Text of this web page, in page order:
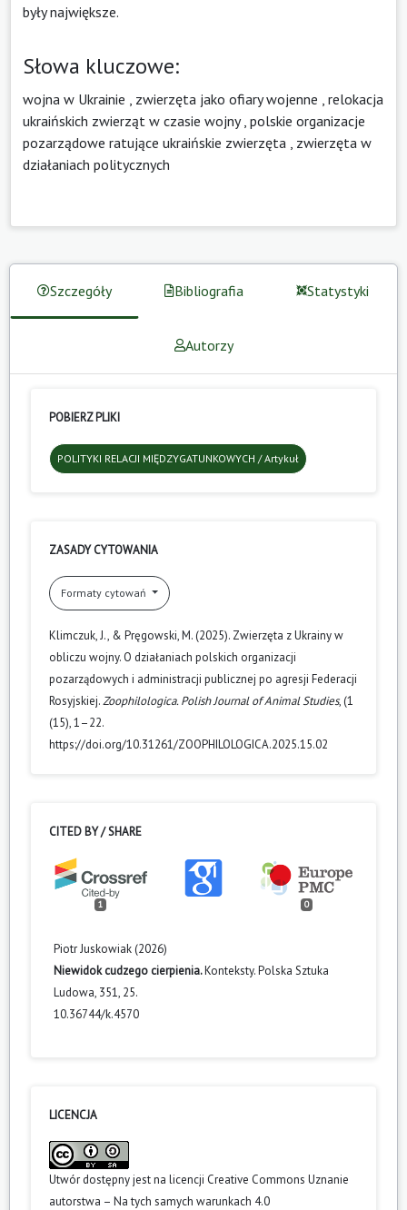
były największe.
Słowa kluczowe:
wojna w Ukrainie zwierzęta jako ofiary wojenne relokacja
ukraińskich zwierząt w czasie wojny, polskie organizacje
pozarządowe ratujące ukraińskie zwierzęta
zwierzęta w
działaniach politycznych
Szczegóły Bibliografia Statystyki
Autorzy
POBIERZ PLIKI
POLITYKI RELACJI MIĘDZYGATUNKOWYCH / Artykuł
ZASADY CYTOWANIA
Formaty cytowań
Klimczuk, J., & Pręgowski, M. (2025). Zwierzęta z Ukrainy w
obliczu wojny. O działaniach polskich organizacji
pozarządowych i administracji publicznej po agresji Federacji
Rosyjskiej.Zoophilologica. Polish Journal of Animal Studies, (1
(15), 1–22.
https://doi.org/10.31261/ZOOPHILOLOGICA.2025.15.02
CITED BY / SHARE
1 0
Piotr Juskowiak (2026)
Niewidok cudzego cierpienia.Konteksty. Polska Sztuka
Ludowa, 351, 25.
10.36744/k.4570
LICENCJA
Utwór dostępny jest na licencji Creative Commons Uznanie
autorstwa – Na tych samych warunkach 4.0